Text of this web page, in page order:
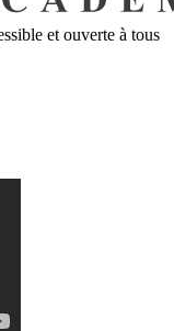
et ouverte à tous